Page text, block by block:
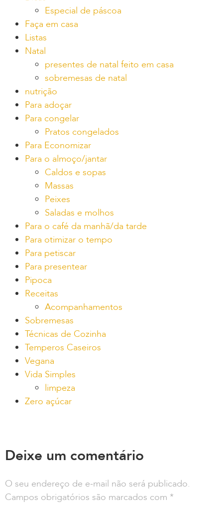
Especial de páscoa
Faça em casa
Listas
Natal
presentes de natal feito em casa
sobremesas de natal
nutrição
Para adoçar
Para congelar
Pratos congelados
Para Economizar
Para o almoço/jantar
Caldos e sopas
Massas
Peixes
Saladas e molhos
Para o café da manhã/da tarde
Para otimizar o tempo
Para petiscar
Para presentear
Pipoca
Receitas
Acompanhamentos
Sobremesas
Técnicas de Cozinha
Temperos Caseiros
Vegana
Vida Simples
limpeza
Zero açúcar
Deixe um comentário
O seu endereço de e-mail não será publicado.
Campos obrigatórios são marcados com *